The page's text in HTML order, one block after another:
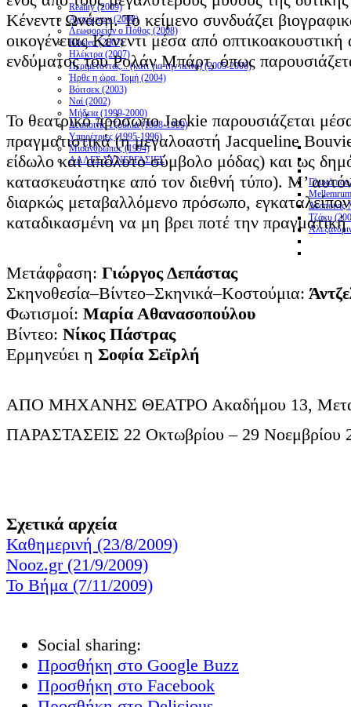
Reality (2009)
Αγαμέμνων (2008)
Λεωφορείον ο Πόθος (2008)
Blasted (2007)
Ηλέκτρα (2007)
Περιμένοντας... (κάτι για την πείνα) (2005-2006)
Ήρθε η ώρα. Τομή (2004)
Βόιτσεκ (2003)
Ναί (2002)
Μήδεια (1999-2000)
Δεσποινίς Τζούλια (1998-1999)
Υπηρέτριες (1995-1996)
Μισάνθρωπος (1994)
ΑΛΛΕΣ ΣΥΝΕΡΓΑΣΙΕΣ
Γλυκό
Τζάκυ
Κένεντι Ωνάση. Το κείμενο συνδυάζει
οικογένειας Κένεντι μέσα από
ενδύματος του Ρολάν Μπάρτ, όπως
Το θεατρικό πρόσωπο Jackie παρουσιάζεται
πραγματιστικά (η μεγαλοαστή Jacqueline
είδωλο και απόλυτο σύμβολο μόδας) και ως
κατασκευάστηκε από τον διεθνή τύπο). Μ’
διαρκώς μεταβαλλόμενο πρόσωπο,
καταδικασμένη να μη βρει ποτέ την
Μετάφραση: Γιώργος Δεπάστας
Σκηνοθεσία–Βίντεο–Σκηνικά–Κοστούμια:
Φωτισμοί: Μαρία Αθανασοπούλου
Βίντεο: Νίκος Πάστρας
Ερμηνεύει η Σοφία Σεϊρλή
ΑΠΟ ΜΗΧΑΝΗΣ ΘΕΑΤΡΟ Ακαδήμου 13,
ΠΑΡΑΣΤΑΣΕΙΣ 22 Οκτωβρίου – 29 Νοεμβρίου
Σχετικά αρχεία
Καθημερινή (23/8/2009)
Nooz.gr (21/9/2009)
Το Βήμα (7/11/2009)
Social sharing:
Προσθήκη στο Google Buzz
Προσθήκη στο Facebook